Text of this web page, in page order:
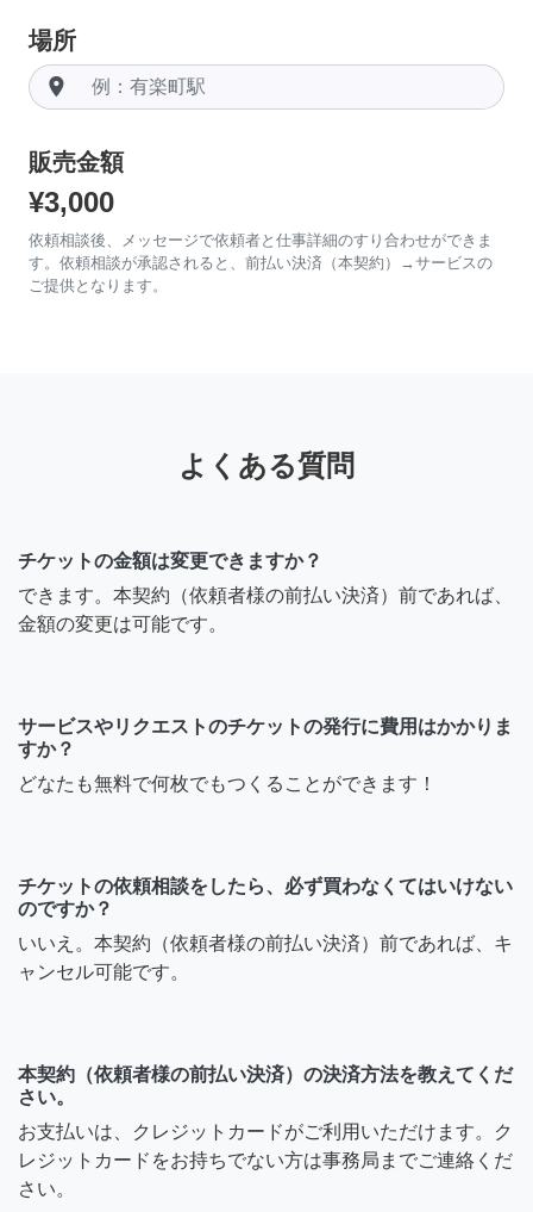
場所
room
販売金額
¥3,000
依頼相談後、メッセージで依頼者と仕事詳細のすり合わせができま
す。依頼相談が承認されると、前払い決済（本契約）→サービスの
ご提供となります。
よくある質問
チケットの金額は変更できますか？
できます。本契約（依頼者様の前払い決済）前であれば、
金額の変更は可能です。
サービスやリクエストのチケットの発行に費用はかかりま
すか？
どなたも無料で何枚でもつくることができます！
チケットの依頼相談をしたら、必ず買わなくてはいけない
のですか？
いいえ。本契約（依頼者様の前払い決済）前であれば、キ
ャンセル可能です。
本契約（依頼者様の前払い決済）の決済方法を教えてくだ
さい。
お支払いは、クレジットカードがご利用いただけます。ク
レジットカードをお持ちでない方は事務局までご連絡くだ
さい。